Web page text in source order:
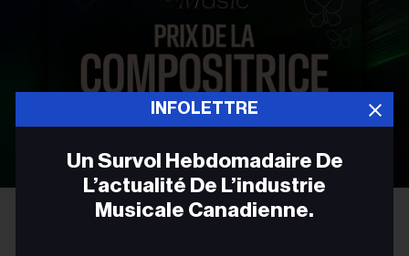
INFOLETTRE
Un Survol Hebdomadaire De
L’actualité De L’industrie
Musicale Canadienne.